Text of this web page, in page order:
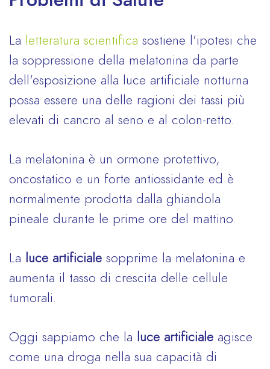
La letteratura scientifica sostiene l'ipotesi che
la soppressione della melatonina da parte
dell'esposizione alla luce artificiale notturna
possa essere una delle ragioni dei tassi più
elevati di cancro al seno e al colon-retto.
La melatonina è un ormone protettivo,
oncostatico e un forte antiossidante ed è
normalmente prodotta dalla ghiandola
pineale durante le prime ore del mattino.
La luce artificiale sopprime la melatonina e
aumenta il tasso di crescita delle cellule
tumorali.
Oggi sappiamo che la luce artificiale agisce
come una droga nella sua capacità di